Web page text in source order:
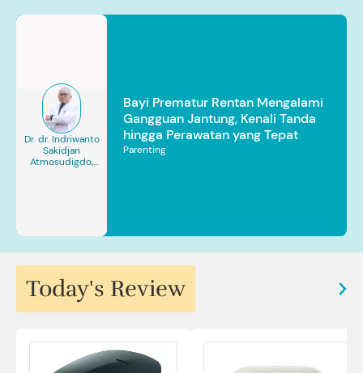
Dr. dr. Indriwanto
Sakidjan
Atmosudigdo,
Bayi Prematur Rentan Mengalami
Gangguan Jantung, Kenali Tanda
hingga Perawatan yang Tepat
Parenting
Today's Review